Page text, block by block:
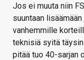
Jos ei muuta niin
suuntaan
vanhemmille
teknisiä syitä
pitää tuo 40-sarjan